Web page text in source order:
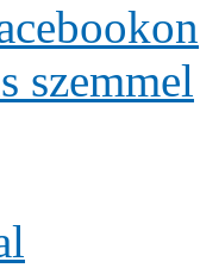
szemmel